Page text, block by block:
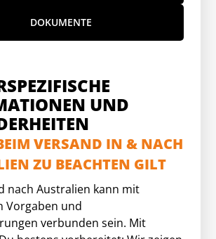
DOKUMENTE
UND
VERSAND IN & NACH
ZU BEACHTEN GILT
nach Australien kann mit
Vorgaben und
verbunden sein. Mit